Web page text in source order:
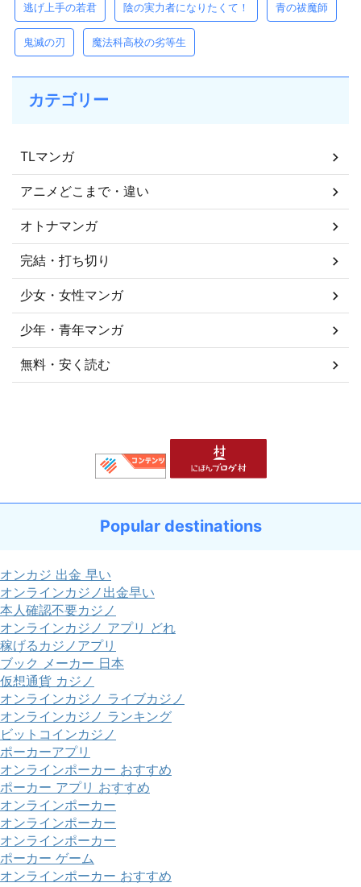
逃げ上手の若君 陰の実力者になりたくて！ 青の祓魔師
鬼滅の刃 魔法科高校の劣等生
カテゴリー
TLマンガ
アニメどこまで・違い
オトナマンガ
完結・打ち切り
少女・女性マンガ
少年・青年マンガ
無料・安く読む
Popular destinations
オンカジ 出金 早い
オンラインカジノ出金早い
本人確認不要カジノ
オンラインカジノ アプリ どれ
稼げるカジノアプリ
ブック メーカー 日本
仮想通貨 カジノ
オンラインカジノ ライブカジノ
オンラインカジノ ランキング
ビットコインカジノ
ポーカーアプリ
オンラインポーカー おすすめ
ポーカー アプリ おすすめ
オンラインポーカー
オンラインポーカー
オンラインポーカー
ポーカー ゲーム
オンラインポーカー おすすめ